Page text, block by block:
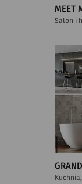
MEET
Salon i